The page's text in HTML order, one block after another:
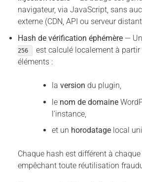
navigateur, via JavaScript, sans
externe (CDN, API ou serveur
Hash de vérification éphémère—
256
est calculé localement à partir
éléments :
la version du plugin,
le nom de domaine
l’instance,
et un horodatagelocal
Chaque hash est différent à
empêchant toute réutilisation